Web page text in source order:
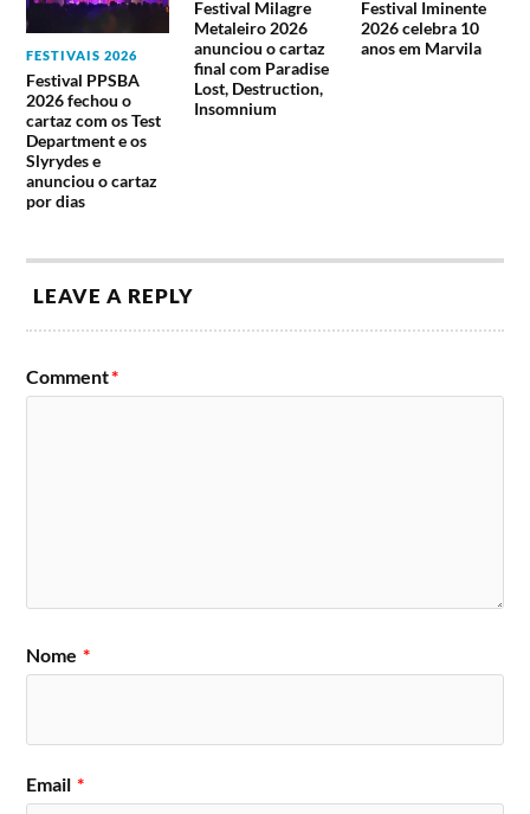
FESTIVAIS 2026
Festival PPSBA
2026 fechou o
cartaz com os Test
Department e os
Slyrydes e
anunciou o cartaz
por dias
Festival Milagre
Metaleiro 2026
anunciou o cartaz
final com Paradise
Lost, Destruction,
Insomnium
Festival Iminente
2026 celebra 10
anos em Marvila
LEAVE A REPLY
Comment*
Nome *
Email *